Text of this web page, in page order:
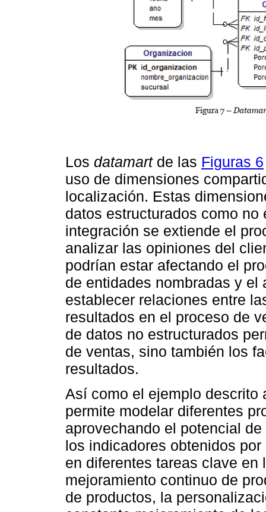
Los datamartde las Figuras 6
uso de dimensiones
localización. Estas
datos estructurados como
integración se extiende el
analizar las opiniones del
podrían estar afectando el
de entidades nombradas y
establecer relaciones entre
resultados en el proceso de
de datos no estructurados
de ventas, sino también los
resultados.
Así como el ejemplo descrito
permite modelar diferentes
aprovechando el potencial
los indicadores obtenidos
en diferentes tareas clave
mejoramiento continuo de
de productos, la